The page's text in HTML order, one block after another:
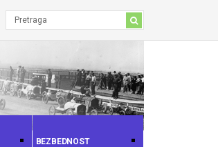
BEZBEDNOST